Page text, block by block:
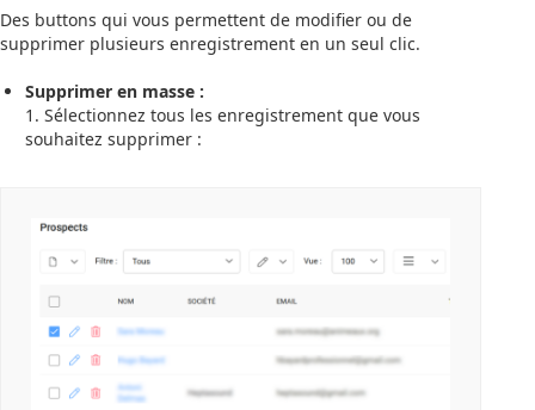
Des buttons qui vous permettent de modifier ou de
supprimer plusieurs enregistrement en un seul clic.
Supprimer en masse :
1. Sélectionnez tous les enregistrement que vous
souhaitez supprimer :